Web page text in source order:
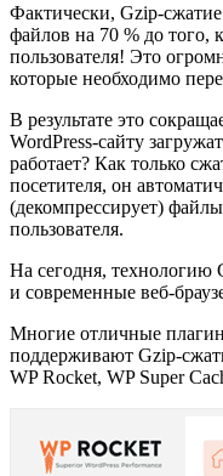
Фактически, Gzip-
файлов на 70 % до того,
пользователя! Это
которые необходимо
В результате это
WordPress-сайту
работает? Как только
посетителя, он
(декомпрессирует)
пользователя.
На сегодня, технологию
и современные веб-
Многие отличные
поддерживают Gzip-
WP Rocket, WP Super